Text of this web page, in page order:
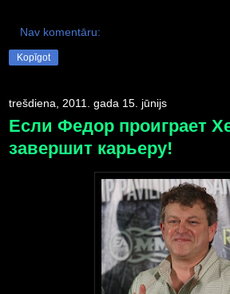
Nav komentāru:
Kopīgot
trešdiena, 2011. gada 15. jūnijs
Если Федор проиграет
завершит карьеру!